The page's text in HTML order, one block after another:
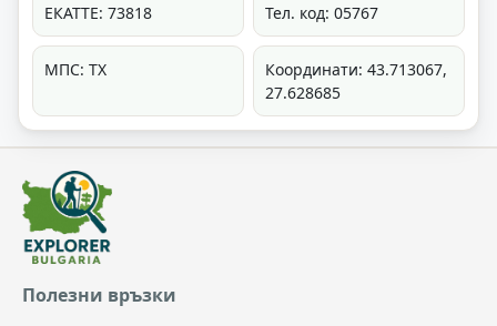
ЕКАТТЕ: 73818 Тел. код: 05767
МПС: ТХ
Координати: 43.713067,
27.628685
Полезни връзки